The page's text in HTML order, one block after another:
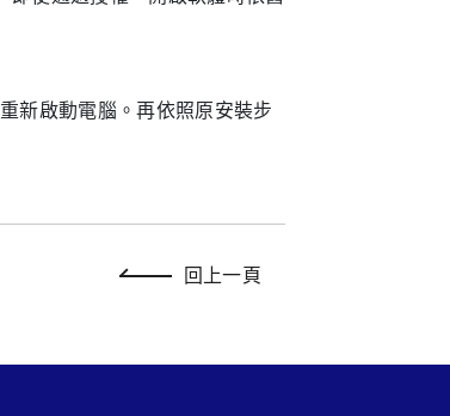
啟動電腦。再依照原安裝步
回上一頁